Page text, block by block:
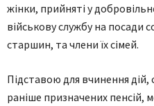
жінки, прийняті у
військову службу на посади
старшин, та члени їх сімей.
Підставою для вчинення
раніше призначених пенсій,